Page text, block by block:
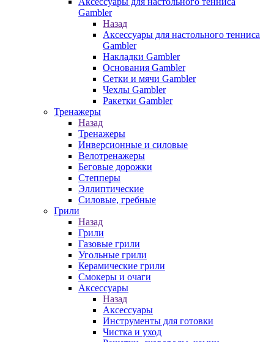
Gambler
Назад
Аксессуары для настольного тенниса
Gambler
Накладки Gambler
Основания Gambler
Сетки и мячи Gambler
Чехлы Gambler
Ракетки Gambler
Тренажеры
Назад
Тренажеры
Инверсионные и силовые
Велотренажеры
Беговые дорожки
Степперы
Эллиптические
Силовые, гребные
Грили
Назад
Грили
Газовые грили
Угольные грили
Керамические грили
Смокеры и очаги
Аксессуары
Назад
Аксессуары
Инструменты для готовки
Чистка и уход